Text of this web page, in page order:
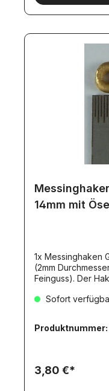
14mm mit
1x Messinghaken
(2mm
Feinguss). Der
Sofort
Produktnummer:
3,80 €*